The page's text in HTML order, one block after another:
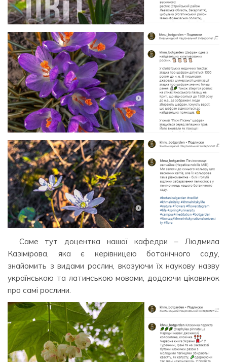
Саме тут доцентка нашої кафедри – Людмила
Казімірова, яка є керівницею ботанічного саду,
знайомить з видами рослин, вказуючи їх наукову назву
українською та латинською мовами, додаючи цікавинок
про самі рослини.